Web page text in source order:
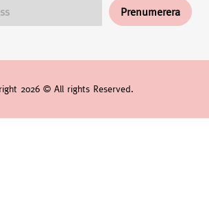
2026 © All rights Reserved.